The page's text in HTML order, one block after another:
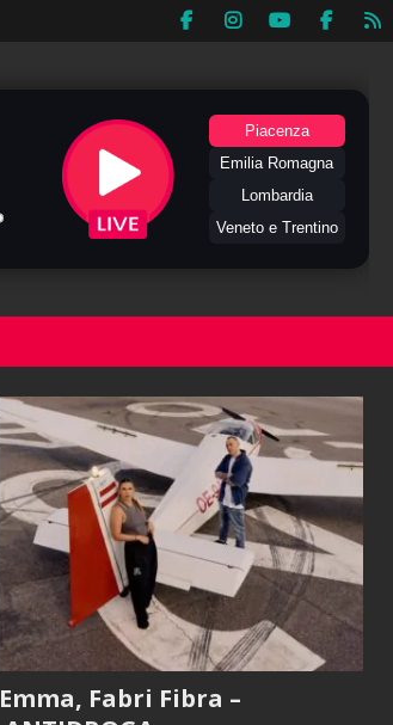
Piacenza
Emilia Romagna
Lombardia
Veneto e Trentino
Emma, Fabri Fibra –